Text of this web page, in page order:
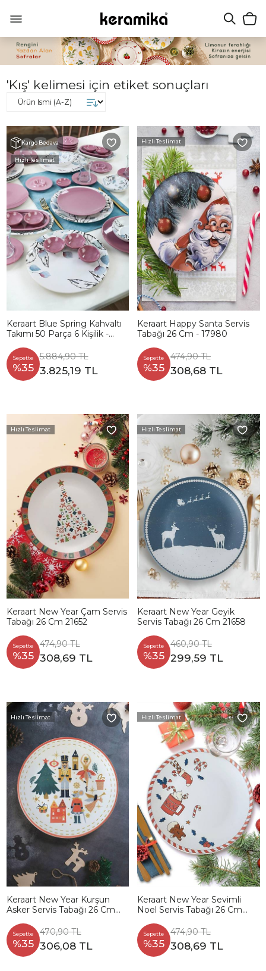
'Kış' kelimesi için etiket sonuçları
Kargo Bedava
Hızlı Teslimat
Keraart Blue Spring Kahvaltı
Takımı 50 Parça 6 Kişilik -
Sepette
%35
5.884,90 TL
3.825,19 TL
Hızlı Teslimat
Keraart Happy Santa Servis
Tabağı 26 Cm - 17980
Sepette
%35
474,90 TL
308,68 TL
Hızlı Teslimat
Keraart New Year Çam Servis
Tabağı 26 Cm 21652
Sepette
%35
474,90 TL
308,69 TL
Hızlı Teslimat
Keraart New Year Geyik
Servis Tabağı 26 Cm 21658
Sepette
%35
460,90 TL
299,59 TL
Hızlı Teslimat
Keraart New Year Kurşun
Asker Servis Tabağı 26 Cm
Sepette
%35
470,90 TL
306,08 TL
Hızlı Teslimat
Keraart New Year Sevimli
Noel Servis Tabağı 26 Cm
Sepette
%35
474,90 TL
308,69 TL